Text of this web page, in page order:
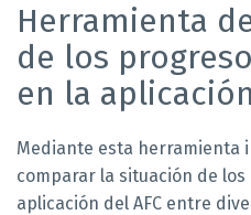
Herramienta
de los
en la aplicación
Mediante esta herramienta
comparar la situación de
aplicación del AFC entre